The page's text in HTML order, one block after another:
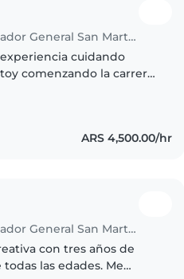
Babysitter in Ciudad del Libertador General San Martín
cuidando
comenzando la carrera
ARS 4,500.00/hr
Babysitter in Ciudad del Libertador General San Martín
con tres años de
las edades. Me